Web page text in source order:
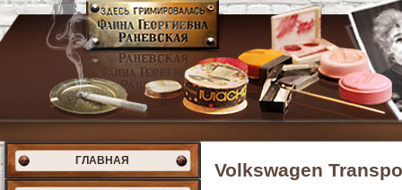
ГЛАВНАЯ Volkswagen